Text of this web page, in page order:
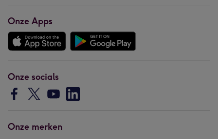
Onze Apps
Onze socials
Onze merken